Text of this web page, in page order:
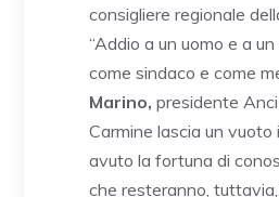
consigliere regionale
“Addio a un uomo e a
come sindaco e come
Marino, presidente
Carmine lascia un
avuto la fortuna di
che resteranno,